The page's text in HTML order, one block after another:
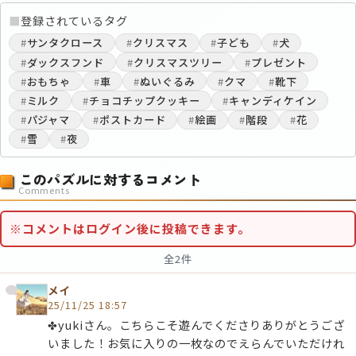
■登録されているタグ
#サンタクロース #クリスマス #子ども #犬
#ダックスフンド #クリスマスツリー #プレゼント
#おもちゃ #車 #ぬいぐるみ #クマ #靴下
#ミルク #チョコチップクッキー #キャンディケイン
#パジャマ #ポストカード #絵画 #階段 #花
#雪 #夜
このパズルに対するコメント
Comments
※コメントはログイン後に投稿できます。
全2件
メイ
25/11/25 18:57
✤yukiさん。こちらこそ遊んでくださりありがとうござ
いました！お気に入りの一枚なのでえらんでいただけれ